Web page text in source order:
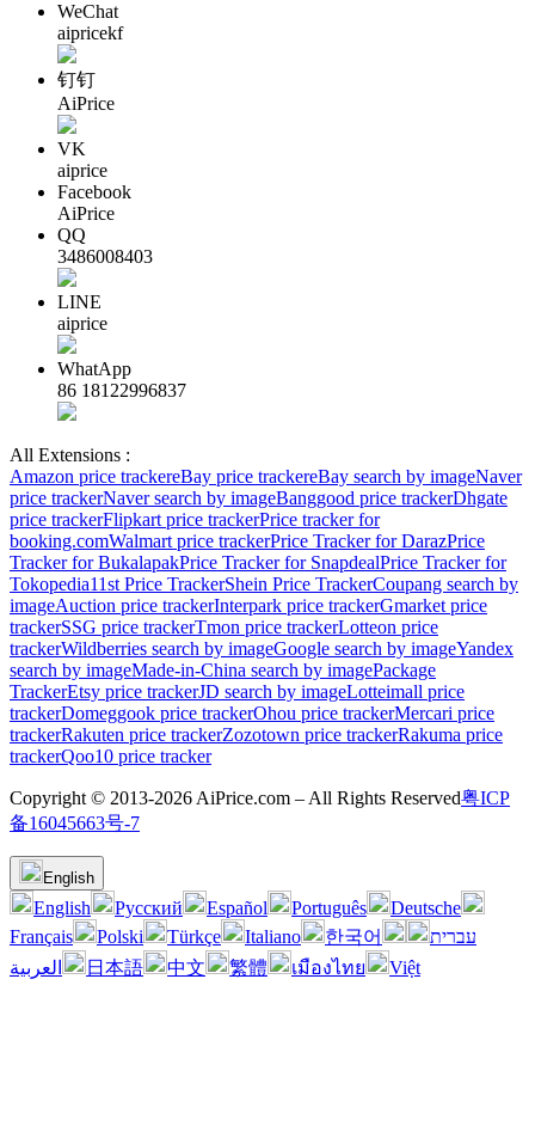
WeChat
aipricekf
钉钉
AiPrice
VK
aiprice
Facebook
AiPrice
QQ
3486008403
LINE
aiprice
WhatApp
86 18122996837
All Extensions :
Amazon price trackereBay price trackereBay search by imageNaver
price trackerNaver search by imageBanggood price trackerDhgate
price trackerFlipkart price trackerPrice tracker for
booking.comWalmart price trackerPrice Tracker for DarazPrice
Tracker for BukalapakPrice Tracker for SnapdealPrice Tracker for
Tokopedia11st Price TrackerShein Price TrackerCoupang search by
imageAuction price trackerInterpark price trackerGmarket price
trackerSSG price trackerTmon price trackerLotteon price
trackerWildberries search by imageGoogle search by imageYandex
search by imageMade-in-China search by imagePackage
TrackerEtsy price trackerJD search by imageLotteimall price
trackerDomeggook price trackerOhou price trackerMercari price
trackerRakuten price trackerZozotown price trackerRakuma price
trackerQoo10 price tracker
Copyright © 2013-2026 AiPrice.com – All Rights Reserved粤ICP
备16045663号-7
English
English Pусский Español Português
Deutsche
Français
Polski Türkçe Italiano 한국어
עברית
العربية
日本語 中文 繁體 เมืองไทย Việt